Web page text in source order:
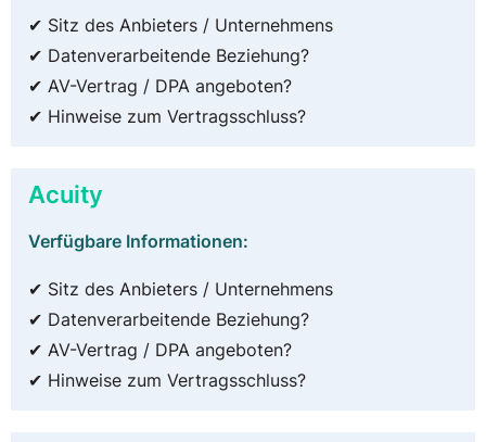
✔ Sitz des Anbieters / Unternehmens
✔ Datenverarbeitende Beziehung?
✔ AV-Vertrag / DPA angeboten?
✔ Hinweise zum Vertragsschluss?
Acuity
Verfügbare Informationen:
✔ Sitz des Anbieters / Unternehmens
✔ Datenverarbeitende Beziehung?
✔ AV-Vertrag / DPA angeboten?
✔ Hinweise zum Vertragsschluss?